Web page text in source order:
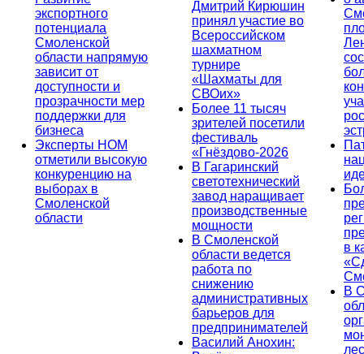
экспортного
потенциала
Смоленской
области напрямую
зависит от
доступности и
прозрачности мер
поддержки для
бизнеса
Эксперты НОМ
отметили высокую
конкуренцию на
выборах в
Смоленской
области
Дмитрий Кирюшин
принял участие во
Всероссийском
шахматном
турнире
«Шахматы для
СВОих»
Более 11 тысяч
зрителей посетили
фестиваль
«Гнёздово-2026
В Гагаринский
светотехнический
завод наращивает
производственные
мощности
В Смоленской
области ведется
работа по
снижению
административных
барьеров для
предпринимателей
Василий Анохин:
в
В